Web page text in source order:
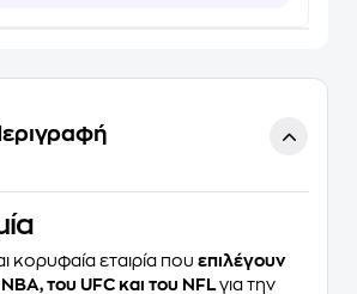
κορυφαία εταιρία που επιλέγουν
του UFC και του NFLγια την